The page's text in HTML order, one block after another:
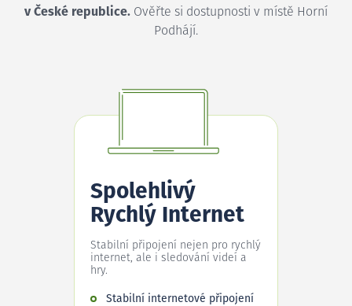
v České republice. Ověřte si dostupnosti v místě Horní
Podhájí.
Spolehlivý
Rychlý Internet
Stabilní připojení nejen pro rychlý
internet, ale i sledování videí a
hry.
Stabilní internetové připojení